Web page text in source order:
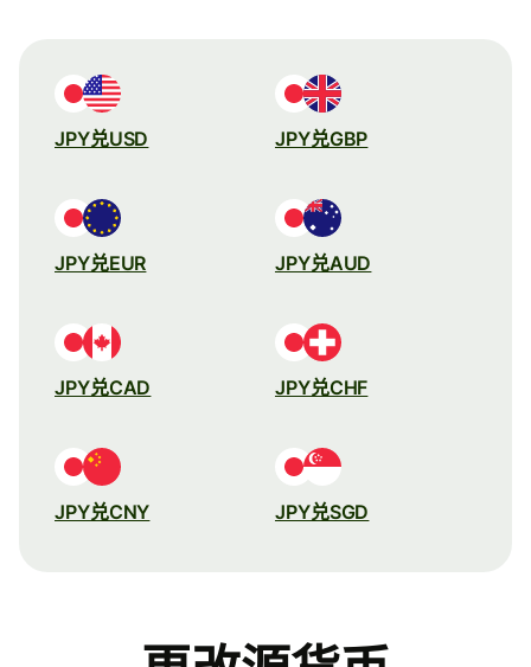
JPY兑USD JPY兑GBP
JPY兑EUR JPY兑AUD
JPY兑CAD JPY兑CHF
JPY兑CNY JPY兑SGD